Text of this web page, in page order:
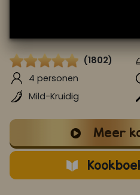
Ofklik hierom je aan te
(1802)
4 personen
Mild-Kruidig
Meer